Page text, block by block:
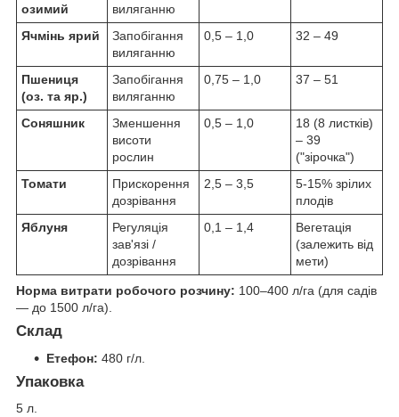
озимий
виляганню
Ячмінь ярий
Запобігання
виляганню
0,5 – 1,0 32 – 49
Пшениця
(оз. та яр.)
Запобігання
виляганню
0,75 – 1,0 37 – 51
Соняшник
Зменшення
висоти
рослин
0,5 – 1,0
18 (8 листків)
– 39
("зірочка")
Томати
Прискорення
дозрівання
2,5 – 3,5
5-15% зрілих
плодів
Яблуня
Регуляція
зав'язі /
дозрівання
0,1 – 1,4
Вегетація
(залежить від
мети)
Норма витрати робочого розчину: 100–400 л/га (для садів
— до 1500 л/га).
Склад
Етефон: 480 г/л.
Упаковка
5 л.